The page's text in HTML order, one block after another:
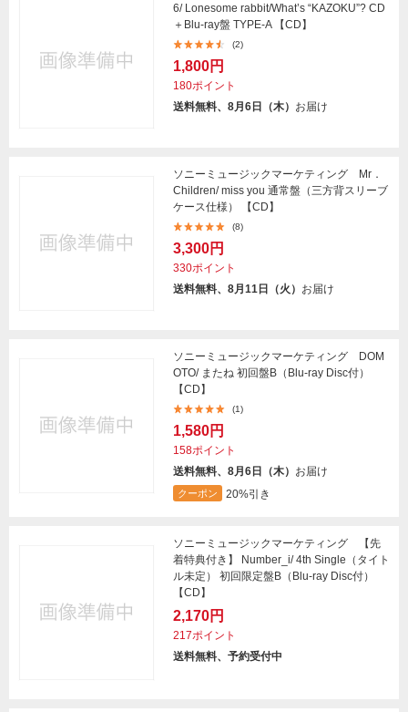
6/ Lonesome rabbit/What’s “KAZOKU”? CD
＋Blu-ray盤 TYPE-A 【CD】
(2)
1,800円
180ポイント
送料無料、8月6日（木） お届け
ソニーミュージックマーケティング Mr．
Children/ miss you 通常盤（三方背スリーブ
ケース仕様） 【CD】
(8)
3,300円
330ポイント
送料無料、8月11日（火） お届け
ソニーミュージックマーケティング DOM
OTO/ またね 初回盤B（Blu-ray Disc付）
【CD】
(1)
1,580円
158ポイント
送料無料、8月6日（木） お届け
クーポン 20%引き
ソニーミュージックマーケティング 【先
着特典付き】 Number_i/ 4th Single（タイト
ル未定） 初回限定盤B（Blu-ray Disc付）
【CD】
2,170円
217ポイント
送料無料、予約受付中